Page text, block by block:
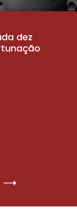
dez